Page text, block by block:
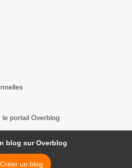
portail Overblog
blog sur Overblog
Créer un blog